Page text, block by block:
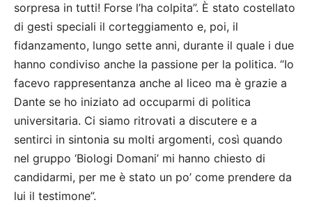
sorpresa in tutti! Forse l’ha colpita”. È stato costellato
di gesti speciali il corteggiamento e, poi, il
fidanzamento, lungo sette anni, durante il quale i due
hanno condiviso anche la passione per la politica. “Io
facevo rappresentanza anche al liceo ma è grazie a
Dante se ho iniziato ad occuparmi di politica
universitaria. Ci siamo ritrovati a discutere e a
sentirci in sintonia su molti argomenti, così quando
nel gruppo ‘Biologi Domani’ mi hanno chiesto di
candidarmi, per me è stato un po’ come prendere da
lui il testimone”.